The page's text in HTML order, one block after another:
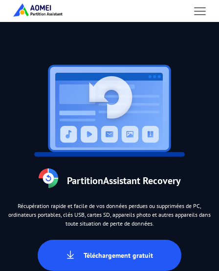
PartitionAssistant Recovery
Récupération rapide et facile de vos données perdues ou supprimées de PC,
ordinateurs portables, clés USB, cartes SD, appareils photo et autres appareils dans
toute situation de perte de données.
Téléchargement gratuit